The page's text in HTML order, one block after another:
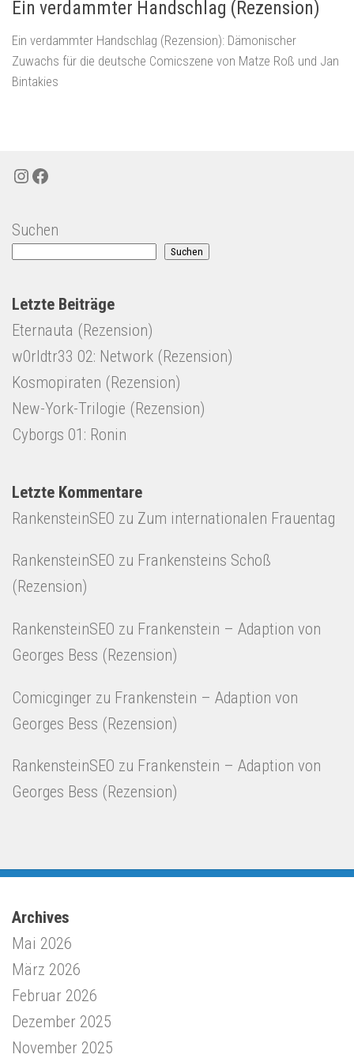
Ein verdammter Handschlag (Rezension)
Ein verdammter Handschlag (Rezension): Dämonischer
Zuwachs für die deutsche Comicszene von Matze Roß und Jan
Bintakies
Instagram
Facebook
Suchen
Suchen
Letzte Beiträge
Eternauta (Rezension)
w0rldtr33 02: Network (Rezension)
Kosmopiraten (Rezension)
New-York-Trilogie (Rezension)
Cyborgs 01: Ronin
Letzte Kommentare
RankensteinSEO zu Zum internationalen Frauentag
RankensteinSEO zu Frankensteins Schoß
(Rezension)
RankensteinSEO zu Frankenstein – Adaption von
Georges Bess (Rezension)
Comicginger zu Frankenstein – Adaption von
Georges Bess (Rezension)
RankensteinSEO zu Frankenstein – Adaption von
Georges Bess (Rezension)
Archives
Mai 2026
März 2026
Februar 2026
Dezember 2025
November 2025